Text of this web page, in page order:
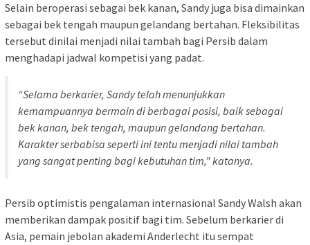
Selain beroperasi sebagai bek kanan, Sandy juga bisa dimainkan
sebagai bek tengah maupun gelandang bertahan. Fleksibilitas
tersebut dinilai menjadi nilai tambah bagi Persib dalam
menghadapi jadwal kompetisi yang padat.
“Selama berkarier, Sandy telah menunjukkan
kemampuannya bermain di berbagai posisi, baik sebagai
bek kanan, bek tengah, maupun gelandang bertahan.
Karakter serbabisa seperti ini tentu menjadi nilai tambah
yang sangat penting bagi kebutuhan tim,” katanya.
Persib optimistis pengalaman internasional Sandy Walsh akan
memberikan dampak positif bagi tim. Sebelum berkarier di
Asia, pemain jebolan akademi Anderlecht itu sempat